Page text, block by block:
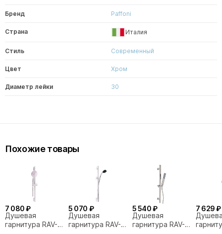
Бренд Paffoni
Страна Италия
Стиль Современный
Цвет Хром
Диаметр лейки 30
Похожие товары
7 080 ₽
Душевая
гарнитура RAV-
5 070 ₽
Душевая
гарнитура RAV-
5 540 ₽
Душевая
гарнитура RAV-
7 629 ₽